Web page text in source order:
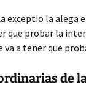
exceptio la alega
que probar la
va a tener que
de